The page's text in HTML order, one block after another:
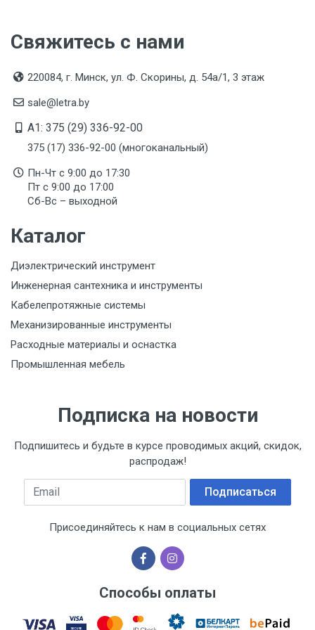
Свяжитесь с нами
220084, г. Минск, ул. Ф. Скорины, д. 54а/1, 3 этаж
sale@letra.by
A1: 375 (29) 336-92-00
375 (17) 336-92-00 (многоканальный)
Пн-Чт с 9:00 до 17:30
Пт с 9:00 до 17:00
Сб-Вс – выходной
Каталог
Диэлектрический инструмент
Инженерная сантехника и инструменты
Кабелепротяжные системы
Механизированные инструменты
Расходные материалы и оснастка
Промышленная мебель
Подписка на новости
Подпишитесь и будьте в курсе проводимых акций, скидок,
распродаж!
Email Подписаться
Присоединяйтесь к нам в социальных сетях
Способы оплаты